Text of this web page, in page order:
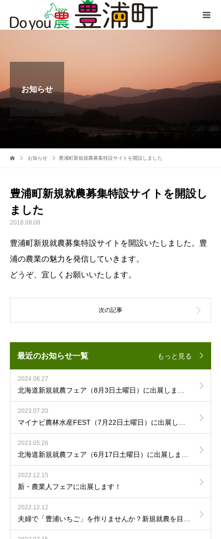
お知らせ
お知らせ 豊浦町新規就農募集特設サイトを開設しました
豊浦町新規就農募集特設サイトを開設し
ました
2018.08.08
豊浦町新規就農募集特設サイトを開設いたしました。豊
浦の農業の魅力を発信していきます。
どうぞ、宜しくお願いいたします。
最近のお知らせ一覧 もっと見る
2024.06.27
北海道新規就農フェア（8月3日土曜日）に出展します！
2023.07.20
マイナビ農林水産FEST（7月22日土曜日）に出展します！
2023.05.26
北海道新規就農フェア（6月17日土曜日）に出展します！
2022.12.15
新・農業人フェアに出展します！
2022.12.12
夫婦で「豊浦いちご」を作りませんか？新規就農を目指す地域おこし協力隊を募集します！